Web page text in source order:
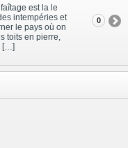
est la le
intempéries et
le pays où on
toits en pierre,
[…]
0